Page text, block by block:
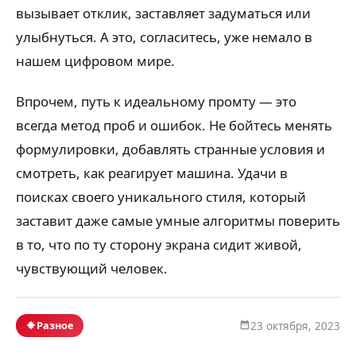
вызывает отклик, заставляет задуматься или
улыбнуться. А это, согласитесь, уже немало в
нашем цифровом мире.
Впрочем, путь к идеальному промту — это
всегда метод проб и ошибок. Не бойтесь менять
формулировки, добавлять странные условия и
смотреть, как реагирует машина. Удачи в
поисках своего уникального стиля, который
заставит даже самые умные алгоритмы поверить
в то, что по ту сторону экрана сидит живой,
чувствующий человек.
Разное 23 октября, 2023